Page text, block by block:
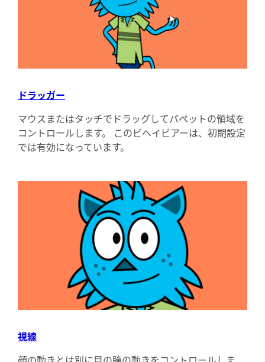
ドラッガー
マウスまたはタッチでドラッグしてパペットの領域を
コントロールします。 このビヘイビアーは、初期設定
では有効になっています。
視線